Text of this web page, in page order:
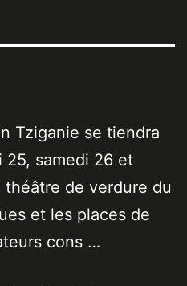
Tziganie se tiendra
samedi 26 et
de verdure du
et les places de
cons …